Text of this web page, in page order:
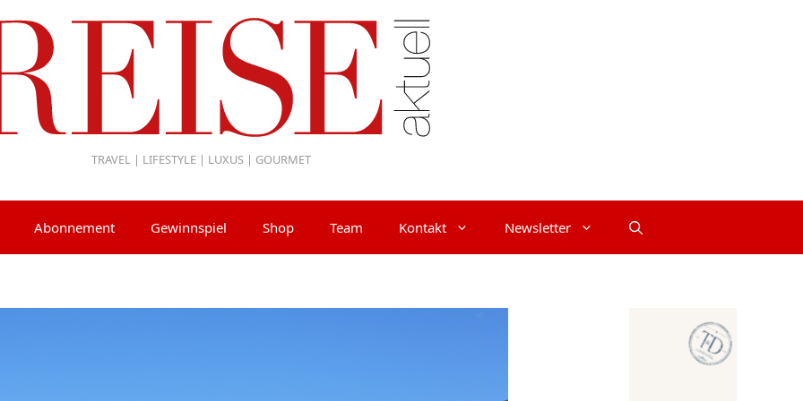
TRAVEL | LIFESTYLE | LUXUS | GOURMET
Abonnement Gewinnspiel Shop Team Kontakt Newsletter